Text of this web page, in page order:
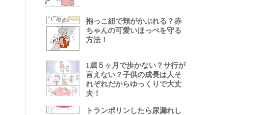
抱っこ紐で頬がかぶれる？赤
ちゃんの可愛いほっぺを守る
方法！
1歳５ヶ月で歩かない？サ行が
言えない？子供の成長は人そ
れぞれだからゆっくりで大丈
夫！
トランポリンしたら尿漏れし